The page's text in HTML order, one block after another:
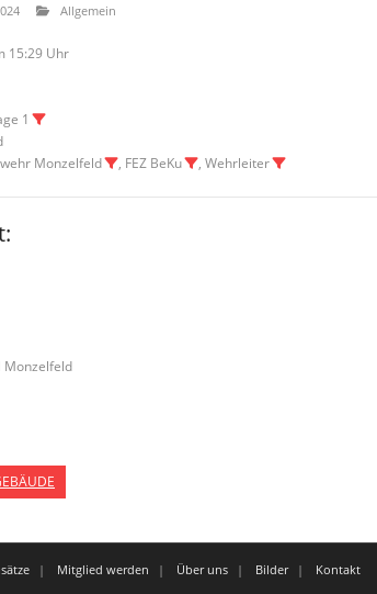
Allgemein
15:29 Uhr
1
Monzelfeld , FEZ BeKu , Wehrleiter
Monzelfeld
Mitglied werden Über uns Bilder
Kontakt